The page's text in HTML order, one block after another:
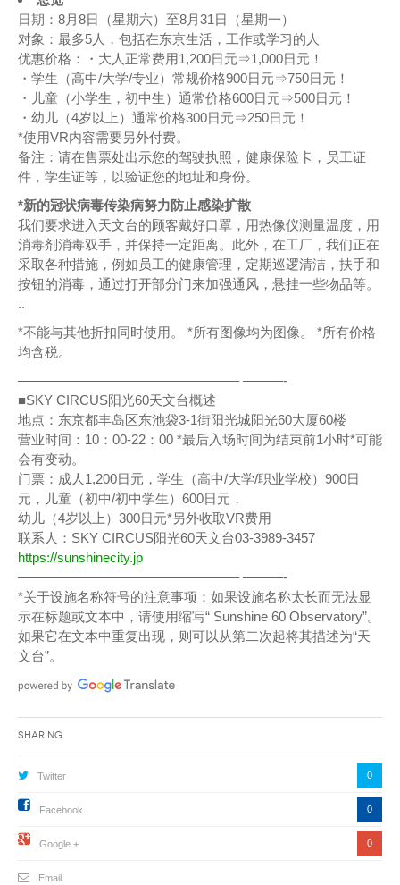
日期：8月8日（星期六）至8月31日（星期一）
对象：最多5人，包括在东京生活，工作或学习的人
优惠价格：・大人正常费用1,200日元⇒1,000日元！
・学生（高中/大学/专业）常规价格900日元⇒750日元！
・儿童（小学生，初中生）通常价格600日元⇒500日元！
・幼儿（4岁以上）通常价格300日元⇒250日元！
*使用VR内容需要另外付费。
备注：请在售票处出示您的驾驶执照，健康保险卡，员工证
件，学生证等，以验证您的地址和身份。
*新的冠状病毒传染病努力防止感染扩散
我们要求进入天文台的顾客戴好口罩，用热像仪测量温度，用
消毒剂消毒双手，并保持一定距离。此外，在工厂，我们正在
采取各种措施，例如员工的健康管理，定期巡逻清洁，扶手和
按钮的消毒，通过打开部分门来加强通风，悬挂一些物品等。
..
*不能与其他折扣同时使用。 *所有图像均为图像。 *所有价格
均含税。
————————————————– ———-
■SKY CIRCUS阳光60天文台概述
地点：东京都丰岛区东池袋3-1街阳光城阳光60大厦60楼
营业时间：10：00-22：00 *最后入场时间为结束前1小时*可能
会有变动。
门票：成人1,200日元，学生（高中/大学/职业学校）900日
元，儿童（初中/初中学生）600日元，
幼儿（4岁以上）300日元*另外收取VR费用
联系人：SKY CIRCUS阳光60天文台03-3989-3457
https://sunshinecity.jp
————————————————– ———-
*关于设施名称符号的注意事项：如果设施名称太长而无法显
示在标题或文本中，请使用缩写“ Sunshine 60 Observatory”。
如果它在文本中重复出现，则可以从第二次起将其描述为“天
文台”。
Sharing
Twitter 0
Facebook 0
Google + 0
Email